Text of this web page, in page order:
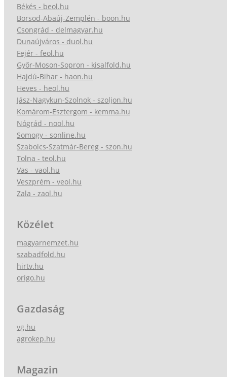
Békés - beol.hu
Borsod-Abaúj-Zemplén - boon.hu
Csongrád - delmagyar.hu
Dunaújváros - duol.hu
Fejér - feol.hu
Győr-Moson-Sopron - kisalfold.hu
Hajdú-Bihar - haon.hu
Heves - heol.hu
Jász-Nagykun-Szolnok - szoljon.hu
Komárom-Esztergom - kemma.hu
Nógrád - nool.hu
Somogy - sonline.hu
Szabolcs-Szatmár-Bereg - szon.hu
Tolna - teol.hu
Vas - vaol.hu
Veszprém - veol.hu
Zala - zaol.hu
Közélet
magyarnemzet.hu
szabadfold.hu
hirtv.hu
origo.hu
Gazdaság
vg.hu
agrokep.hu
Magazin